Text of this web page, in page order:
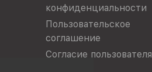
конфиденциальности
Пользовательское
соглашение
Согласие пользователя